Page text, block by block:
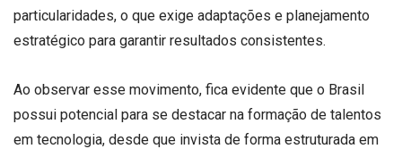
particularidades, o que exige adaptações e planejamento
estratégico para garantir resultados consistentes.
Ao observar esse movimento, fica evidente que o Brasil
possui potencial para se destacar na formação de talentos
em tecnologia, desde que invista de forma estruturada em